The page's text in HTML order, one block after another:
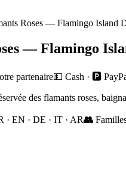
Roses — Flamingo Island
— Flamingo
partenaire💵 Cash · 🅿️
des flamants roses,
· EN · DE · IT · AR👥